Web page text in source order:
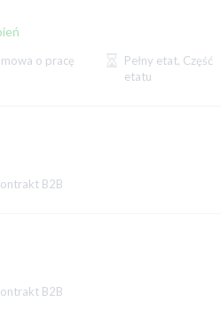
o pracę
Pełny etat, Część
etatu
B2B
B2B